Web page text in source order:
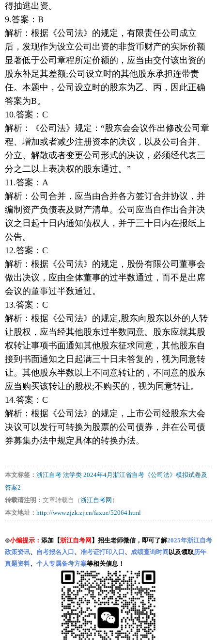
得抽逃出资。
9.答案：B
解析：根据《公司法》的规定，有限责任公司成立
后，发现作为设立公司出资的非货币财产的实际价额
显著低于公司章程所定价额的，应当由交付该出资的
股东补足其差额;公司设立时的其他股东承担连带责
任。本题中，公司设立时的股东为乙、丙，因此正确
答案为B。
10.答案：C
解析：《公司法》规定：“股东会会议作出修改公司章
程、增加或者减少注册资本的决议，以及公司合并、
分立、解散或者变更公司形式的决议，必须经代表三
分之二以上表决权的股东通过。”
11.答案：A
解析：公司合并，应当由合并各方签订合并协议，并
编制资产负债表及财产清单。公司应当自作出合并决
议之日起十日内通知债权人，并于三十日内在报纸上
公告。
12.答案：C
解析：根据《公司法》的规定，股份有限公司董事会
做出决议，应由全体董事的过半数通过，而不是出席
会议的董事过半数通过。
13.答案：C
解析：根据《公司法》的规定,股东向股东以外的人转
让股权，应当经其他股东过半数同意。股东应就其股
权转让事项书面通知其他股东征求同意，其他股东自
接到书面通知之日起满三十日未答复的，视为同意转
让。其他股东半数以上不同意转让的，不同意的股东
应当购买该转让的股权;不购买的，视为同意转让。
14.答案：C
解析：根据《公司法》的规定，上市公司经股东大会
决议可以发行可转换为股票的公司债券，并在公司债
券募集办法中规定具体的转换办法。
本文标签： 浙江自考 法学类 2024年4月浙江省自考《公司法》模拟试卷及
答案2
转载请注明： 文章转载自（浙江自考网 ）
本文地址： http://www.zjzk.zj.cn/faxue/52064.html
⊙小编提示： 添加【浙江自考网 】招生老师微信，即可了解2025年浙江自考
政策资讯、 自考报名入口 、 准考证打印入口 、 成绩查询时间 以及领取历年
真题资料、 个人专属备考方案等相关信息！